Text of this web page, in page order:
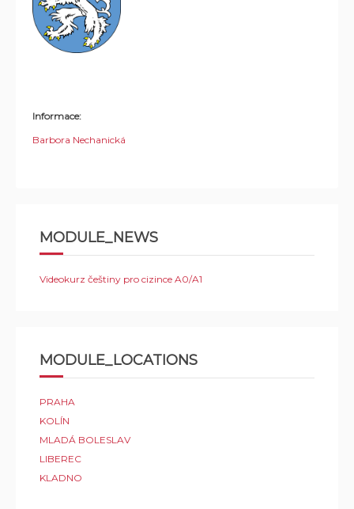
Informace:
Barbora Nechanická
MODULE_NEWS
Videokurz češtiny pro cizince A0/A1
MODULE_LOCATIONS
PRAHA
KOLÍN
MLADÁ BOLESLAV
LIBEREC
KLADNO